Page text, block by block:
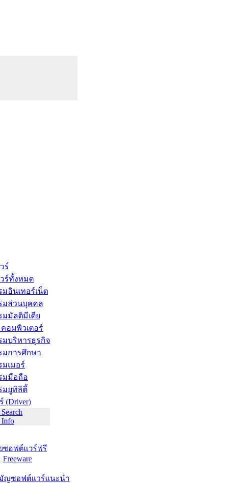
ร์
ร์ทั้งหมด
มอินเทอร์เน็ต
มส่วนบุคคล
มมัลติมีเดีย
คอมพิวเตอร์
มบริหารธุรกิจ
มการศึกษา
มเมอร์
มมือถือ
มยูทิลิตี้
(Driver)
Info
ซอฟต์แวร์ฟรี
Freeware
ญซอฟต์แวร์แนะนำ